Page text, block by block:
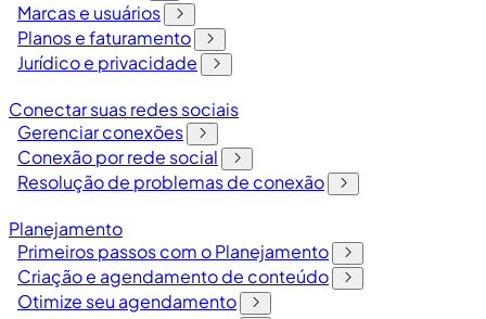
Marcas e usuários
Planos e faturamento
Jurídico e privacidade
Conectar suas redes sociais
Gerenciar conexões
Conexão por rede social
Resolução de problemas de conexão
Planejamento
Primeiros passos com o Planejamento
Criação e agendamento de conteúdo
Otimize seu agendamento